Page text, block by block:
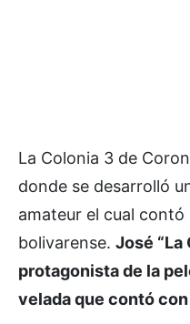
La Colonia 3 de
donde se desarrolló
amateur el cual
bolivarense. José “La
protagonista de la
velada que contó